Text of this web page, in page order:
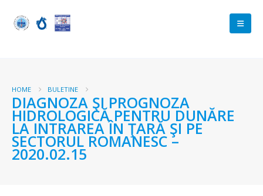
HOME BULETINE
DIAGNOZA ŞI PROGNOZA
HIDROLOGICĂ PENTRU DUNĂRE
LA INTRAREA ÎN ŢARĂ ŞI PE
SECTORUL ROMANESC –
2020.02.15